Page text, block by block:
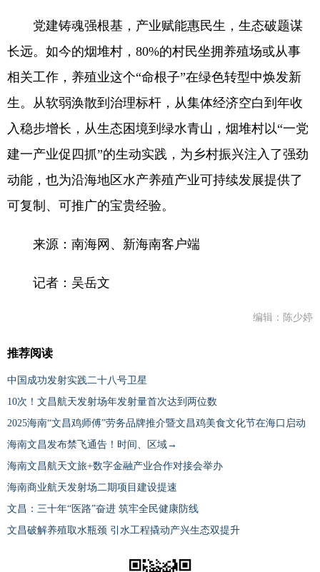
党建铸魂强根基，产业赋能惠民生，生态破题谋
长远。如今的烟堆村，80%的村民坐拥养殖场或从事
相关工作，养殖业这个“命根子”在绿色转型中焕发新
生。从软弱涣散到治理标杆，从集体经济空白到年收
入稳步增长，从生态困境到绿水青山，烟堆村以“一党
建一产业促四抓”的生动实践，为乡村振兴注入了强劲
动能，也为沿海地区水产养殖产业可持续发展提供了
可复制、可推广的宝贵经验。
来源：南海网、新海南客户端
记者：吴岳文
编辑：陈少婷
推荐阅读
中国成功发射实践二十八号卫星
10次！文昌航天发射场年发射量首次达到两位数
2025海南“文昌鸡师傅”劳务品牌推介暨文昌鸡美食文化节在海口启动
海南文昌发布禁飞通告！时间、区域→
海南文昌航天文旅+数字金融产业合作对接会举办
海南商业航天发射场二期项目建设提速
文昌：三十年“医路”奋进 筑牢全民健康防线
文昌破解养殖取水瓶颈 引水工程撬动产兴生态双提升